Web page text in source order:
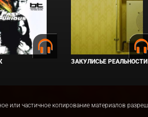
ЗАКУЛИСЬЕ РЕАЛЬНОСТИ
частичное копирование материалов